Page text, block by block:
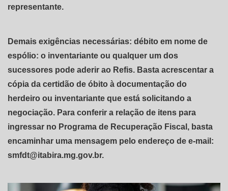
representante.
Demais exigências necessárias: débito em nome de
espólio: o inventariante ou qualquer um dos
sucessores pode aderir ao Refis. Basta acrescentar a
cópia da certidão de óbito à documentação do
herdeiro ou inventariante que está solicitando a
negociação. Para conferir a relação de itens para
ingressar no Programa de Recuperação Fiscal, basta
encaminhar uma mensagem pelo endereço de e-mail:
smfdt@itabira.mg.gov.br.